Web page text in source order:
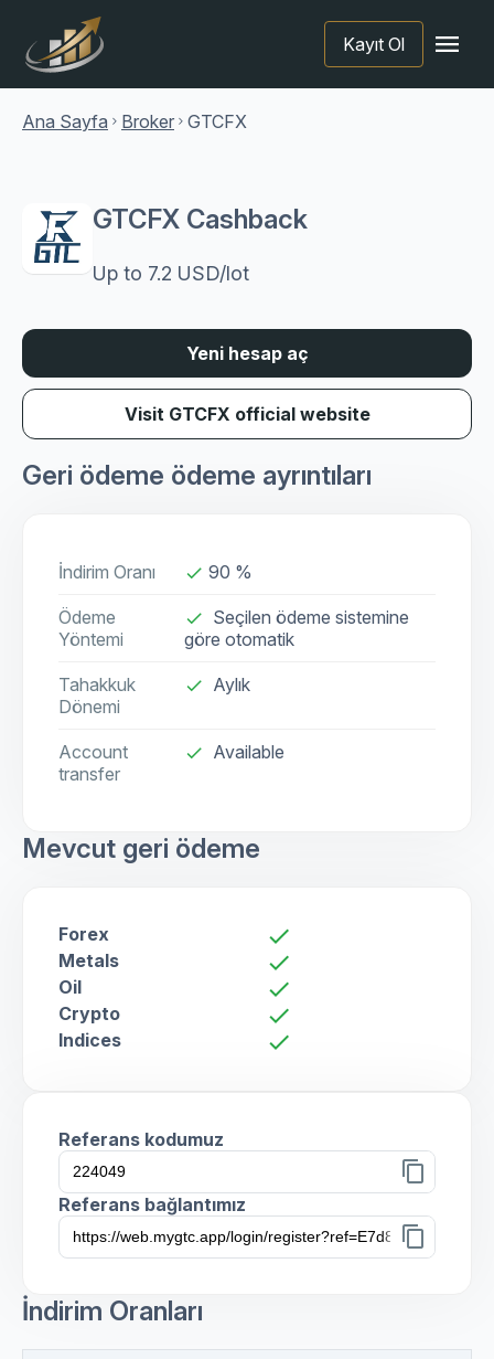
Kayıt Ol menu
Ana Sayfa chevron_right Broker chevron_right GTCFX
GTCFX Cashback
Up to 7.2 USD/lot
Yeni hesap aç
Visit GTCFX official website
Geri ödeme ödeme ayrıntıları
İndirim Oranı done 90 %
Ödeme
Yöntemi
done
Seçilen ödeme sistemine
göre otomatik
Tahakkuk
Dönemi
done Aylık
Account
transfer
check Available
Mevcut geri ödeme
Forex check
Metals check
Oil check
Crypto check
Indices check
Referans kodumuz
content_copy
Referans bağlantımız
content_copy
İndirim Oranları